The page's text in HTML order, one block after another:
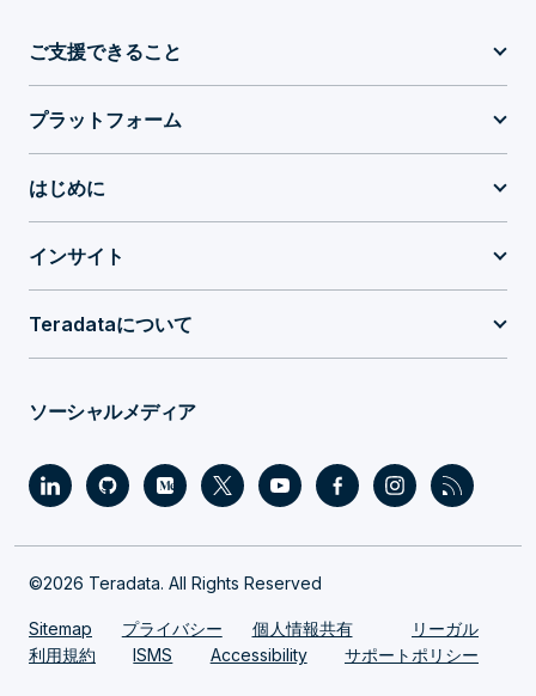
ご支援できること
プラットフォーム
はじめに
インサイト
Teradataについて
ソーシャルメディア
©2026 Teradata. All Rights Reserved
Sitemap プライバシー 個人情報共有
リーガル
利用規約
ISMS Accessibility サポートポリシー